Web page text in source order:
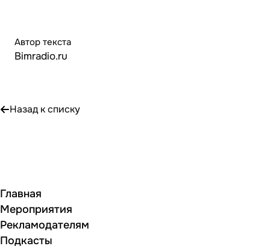
Автор текста
Bimradio.ru
Назад к списку
Главная
Мероприятия
Рекламодателям
Подкасты